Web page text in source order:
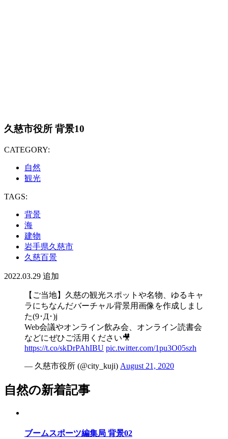
久慈市役所 背景10
CATEGORY:
自然
観光
TAGS:
背景
海
建物
岩手県久慈市
久慈百景
2022.03.29 追加
【ご当地】久慈の観光スポットや名物、ゆるキャ
ラにちなんだバーチャル背景用画像を作成しまし
た(9･Д･)j
Web会議やオンライン飲み会、オンライン読書会
などにぜひご活用ください🎥
https://t.co/skDrPAhIBU pic.twitter.com/1pu3O05szh
— 久慈市役所 (@city_kuji) August 21, 2020
自然の新着記事
ブームスポーツ編集局 背景02